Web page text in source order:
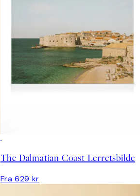
The Dalmatian Coast Lerretsbilde
Fra 629 kr